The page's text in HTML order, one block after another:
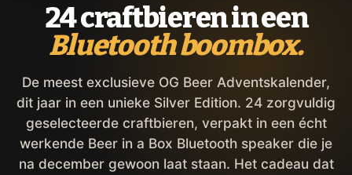
24 craftbieren in een
Bluetooth boombox.
De meest exclusieve OG Beer Adventskalender,
dit jaar in een unieke Silver Edition. 24 zorgvuldig
geselecteerde craftbieren, verpakt in een écht
werkende Beer in a Box Bluetooth speaker die je
na december gewoon laat staan. Het cadeau dat